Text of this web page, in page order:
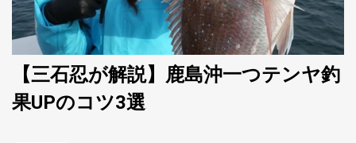
【三石忍が解説】鹿島沖一つテンヤ釣
果UPのコツ3選
No.1
ラ
ン
キ
ン
グ
HOT
釣具